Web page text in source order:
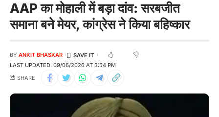
AAP का मोहाली में बड़ा दांव: सरबजीत
समाना बने मेयर, कांग्रेस ने किया बहिष्कार
LAST UPDATED: 09/06/2026 AT 3:54 PM
BY ANKIT BHASKAR
SHARE